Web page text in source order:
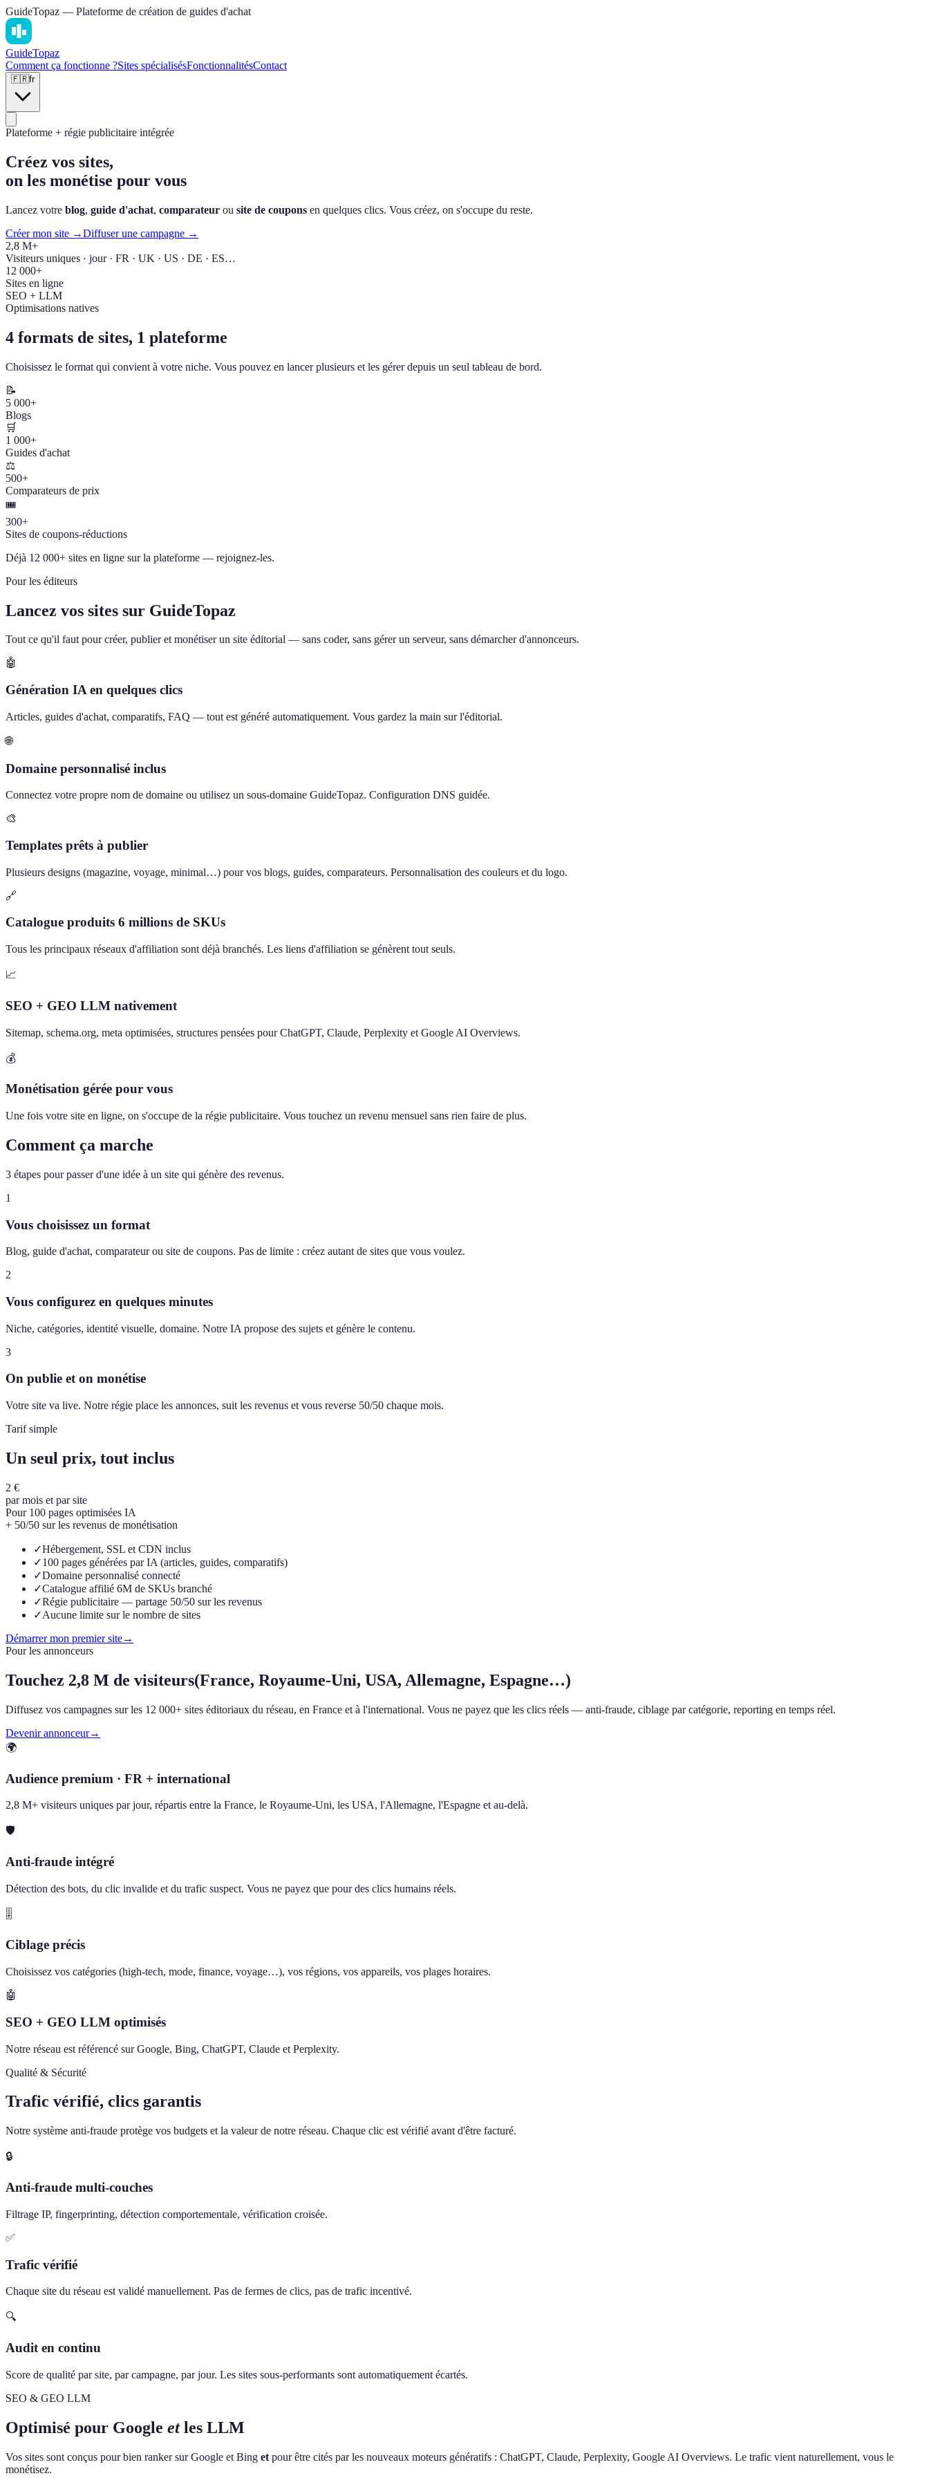
GuideTopaz — Plateforme de création de guides d'achat
GuideTopaz
Comment ça fonctionne ?Sites spécialisésFonctionnalitésContact
🇫🇷fr
Plateforme + régie publicitaire intégrée
Créez vos sites,
on les monétise pour vous
Lancez votre blog, guide d'achat, comparateur ou site de coupons en quelques clics. Vous créez, on s'occupe du reste.
Créer mon site →Diffuser une campagne →
2,8 M+
Visiteurs uniques · jour · FR · UK · US · DE · ES…
12 000+
Sites en ligne
SEO + LLM
Optimisations natives
4 formats de sites, 1 plateforme
Choisissez le format qui convient à votre niche. Vous pouvez en lancer plusieurs et les gérer depuis un seul tableau de bord.
📝
5 000+
Blogs
🛒
1 000+
Guides d'achat
⚖️
500+
Comparateurs de prix
🎟️
300+
Sites de coupons-réductions
Déjà 12 000+ sites en ligne sur la plateforme — rejoignez-les.
Pour les éditeurs
Lancez vos sites sur GuideTopaz
Tout ce qu'il faut pour créer, publier et monétiser un site éditorial — sans coder, sans gérer un serveur, sans démarcher d'annonceurs.
🤖
Génération IA en quelques clics
Articles, guides d'achat, comparatifs, FAQ — tout est généré automatiquement. Vous gardez la main sur l'éditorial.
🌐
Domaine personnalisé inclus
Connectez votre propre nom de domaine ou utilisez un sous-domaine GuideTopaz. Configuration DNS guidée.
🎨
Templates prêts à publier
Plusieurs designs (magazine, voyage, minimal…) pour vos blogs, guides, comparateurs. Personnalisation des couleurs et du logo.
🔗
Catalogue produits 6 millions de SKUs
Tous les principaux réseaux d'affiliation sont déjà branchés. Les liens d'affiliation se génèrent tout seuls.
📈
SEO + GEO LLM nativement
Sitemap, schema.org, meta optimisées, structures pensées pour ChatGPT, Claude, Perplexity et Google AI Overviews.
💰
Monétisation gérée pour vous
Une fois votre site en ligne, on s'occupe de la régie publicitaire. Vous touchez un revenu mensuel sans rien faire de plus.
Comment ça marche
3 étapes pour passer d'une idée à un site qui génère des revenus.
1
Vous choisissez un format
Blog, guide d'achat, comparateur ou site de coupons. Pas de limite : créez autant de sites que vous voulez.
2
Vous configurez en quelques minutes
Niche, catégories, identité visuelle, domaine. Notre IA propose des sujets et génère le contenu.
3
On publie et on monétise
Votre site va live. Notre régie place les annonces, suit les revenus et vous reverse 50/50 chaque mois.
Tarif simple
Un seul prix, tout inclus
2 €
par mois et par site
Pour 100 pages optimisées IA
+ 50/50 sur les revenus de monétisation
✓Hébergement, SSL et CDN inclus
✓100 pages générées par IA (articles, guides, comparatifs)
✓Domaine personnalisé connecté
✓Catalogue affilié 6M de SKUs branché
✓Régie publicitaire — partage 50/50 sur les revenus
✓Aucune limite sur le nombre de sites
Démarrer mon premier site→
Pour les annonceurs
Touchez 2,8 M de visiteurs(France, Royaume-Uni, USA, Allemagne, Espagne…)
Diffusez vos campagnes sur les 12 000+ sites éditoriaux du réseau, en France et à l'international. Vous ne payez que les clics réels — anti-fraude, ciblage par catégorie, reporting en temps réel.
Devenir annonceur→
🌍
Audience premium · FR + international
2,8 M+ visiteurs uniques par jour, répartis entre la France, le Royaume-Uni, les USA, l'Allemagne, l'Espagne et au-delà.
🛡️
Anti-fraude intégré
Détection des bots, du clic invalide et du trafic suspect. Vous ne payez que pour des clics humains réels.
🎚️
Ciblage précis
Choisissez vos catégories (high-tech, mode, finance, voyage…), vos régions, vos appareils, vos plages horaires.
🤖
SEO + GEO LLM optimisés
Notre réseau est référencé sur Google, Bing, ChatGPT, Claude et Perplexity.
Qualité & Sécurité
Trafic vérifié, clics garantis
Notre système anti-fraude protège vos budgets et la valeur de notre réseau. Chaque clic est vérifié avant d'être facturé.
🔒
Anti-fraude multi-couches
Filtrage IP, fingerprinting, détection comportementale, vérification croisée.
✅
Trafic vérifié
Chaque site du réseau est validé manuellement. Pas de fermes de clics, pas de trafic incentivé.
🔍
Audit en continu
Score de qualité par site, par campagne, par jour. Les sites sous-performants sont automatiquement écartés.
SEO & GEO LLM
Optimisé pour Google et les LLM
Vos sites sont conçus pour bien ranker sur Google et Bing et pour être cités par les nouveaux moteurs génératifs : ChatGPT, Claude, Perplexity, Google AI Overviews. Le trafic vient naturellement, vous le
monétisez.